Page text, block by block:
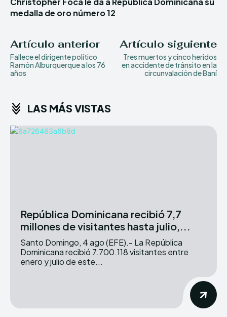
medalla de oro número 12
Artículo anterior
Fallece el dirigente político
Ramón Alburquerque a los 76
años
Artículo siguiente
Tres muertos y cinco heridos
en accidente de tránsito en la
circunvalación de Baní
LAS MÁS VISTAS
República Dominicana recibió 7,7
millones de visitantes hasta julio,...
Santo Domingo, 4 ago (EFE).- La República
Dominicana recibió 7.700.118 visitantes entre
enero y julio de este...